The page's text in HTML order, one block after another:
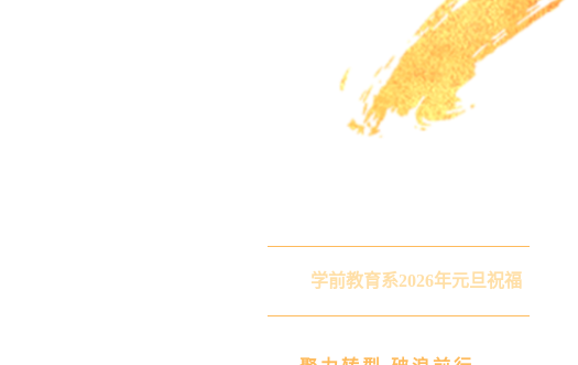
学前教育系2026年元旦祝福